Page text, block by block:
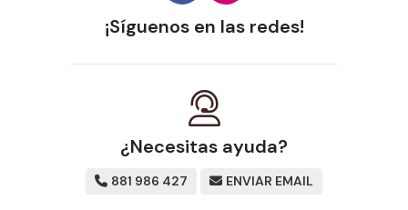
¡Síguenos en las redes!
¿Necesitas ayuda?
881 986 427 ENVIAR EMAIL